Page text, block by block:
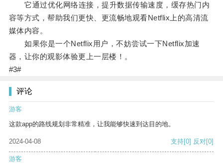
它通过优化网络连接，提升数据传输速度，缓存热门内
容等方式，帮助我们更快、更流畅地观看Netflix上的高清流
媒体内容。
如果你是一个Netflix用户，不妨尝试一下Netflix加速
器，让你的观影体验更上一层楼！。
#3#
评论
游客
这款app的路线规划非常精准，让我能够快速到达目的地。
2024-04-08 支持[0] 反对[0]
游客